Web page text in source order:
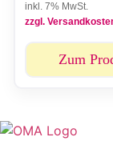
inkl. 7% MwSt.
zzgl.
Zum